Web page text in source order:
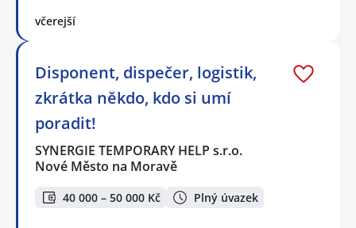
včerejší
Disponent, dispečer, logistik,
zkrátka někdo, kdo si umí
poradit!
SYNERGIE TEMPORARY HELP s.r.o.
Nové Město na Moravě
40 000 – 50 000 Kč Plný úvazek